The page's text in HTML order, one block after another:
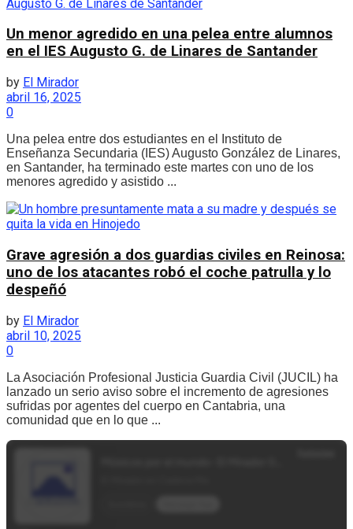
Un menor agredido en una pelea entre alumnos
en el IES Augusto G. de Linares de Santander
by El Mirador
abril 16, 2025
0
Una pelea entre dos estudiantes en el Instituto de
Enseñanza Secundaria (IES) Augusto González de Linares,
en Santander, ha terminado este martes con uno de los
menores agredido y asistido ...
Grave agresión a dos guardias civiles en Reinosa:
uno de los atacantes robó el coche patrulla y lo
despeñó
by El Mirador
abril 10, 2025
0
La Asociación Profesional Justicia Guardia Civil (JUCIL) ha
lanzado un serio aviso sobre el incremento de agresiones
sufridas por agentes del cuerpo en Cantabria, una
comunidad que en lo que ...